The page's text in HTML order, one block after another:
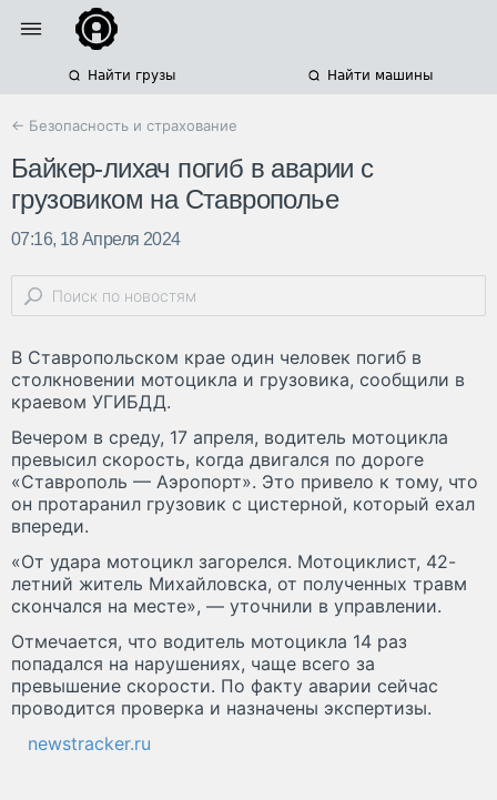
Найти грузы Найти машины
← Безопасность и страхование
Байкер-лихач погиб в аварии с
грузовиком на Ставрополье
07:16, 18 Апреля 2024
В Ставропольском крае один человек погиб в
столкновении мотоцикла и грузовика, сообщили в
краевом УГИБДД.
Вечером в среду, 17 апреля, водитель мотоцикла
превысил скорость, когда двигался по дороге
«Ставрополь — Аэропорт». Это привело к тому, что
он протаранил грузовик с цистерной, который ехал
впереди.
«От удара мотоцикл загорелся. Мотоциклист, 42-
летний житель Михайловска, от полученных травм
скончался на месте», — уточнили в управлении.
Отмечается, что водитель мотоцикла 14 раз
попадался на нарушениях, чаще всего за
превышение скорости. По факту аварии сейчас
проводится проверка и назначены экспертизы.
newstracker.ru